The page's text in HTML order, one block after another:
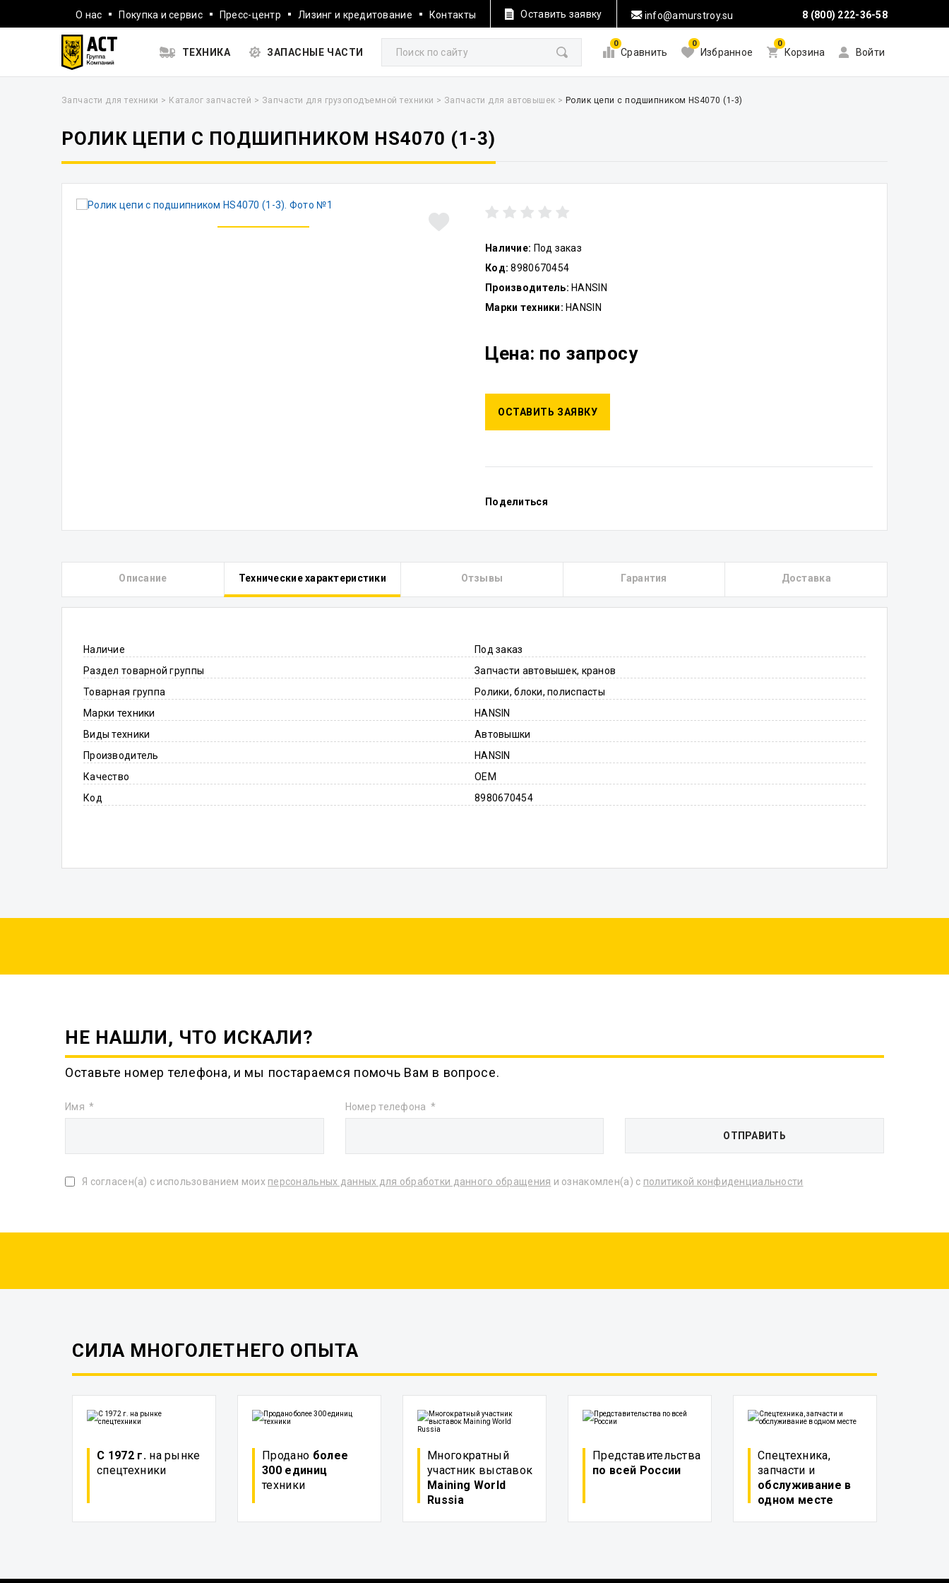
О нас Покупка и сервис Пресс-центр Лизинг и кредитование Контакты Оставить заявку info@amurstroy.su 8 (800) 222-36-58
ТЕХНИКА ЗАПАСНЫЕ ЧАСТИ
0
Сравнить
0
Избранное
0
Корзина Войти
Запчасти для техники > Каталог запчастей > Запчасти для грузоподъемной техники > Запчасти для автовышек > Ролик цепи с подшипником HS4070 (1-3)
РОЛИК ЦЕПИ С ПОДШИПНИКОМ HS4070 (1-3)
Наличие: Под заказ
Код: 8980670454
Производитель: HANSIN
Марки техники: HANSIN
Цена: по запросу
ОСТАВИТЬ ЗАЯВКУ
Поделиться
Описание Технические характеристики Отзывы Гарантия Доставка
Наличие
Под заказ
Раздел товарной группы
Запчасти автовышек, кранов
Товарная группа
Ролики, блоки, полиспасты
Марки техники
HANSIN
Виды техники
Автовышки
Производитель
HANSIN
Качество
OEM
Код
8980670454
НЕ НАШЛИ, ЧТО ИСКАЛИ?
Оставьте номер телефона, и мы постараемся помочь Вам в вопросе.
Имя Номер телефона
Я согласен(а) с использованием моих персональных данных для обработки данного обращения и ознакомлен(а) с политикой конфиденциальности
СИЛА МНОГОЛЕТНЕГО ОПЫТА
С 1972 г.на рынке
спецтехники
Продано более
300 единиц
техники
Многократный
участник выставок
Maining World
Russia
Представительства
по всей России
Спецтехника,
запчасти и
обслуживание в
одном месте